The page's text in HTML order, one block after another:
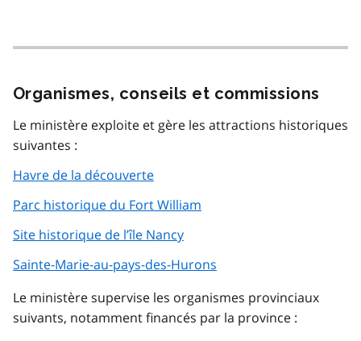
Organismes, conseils et commissions
Le ministère exploite et gère les attractions historiques
suivantes :
Havre de la découverte
Parc historique du Fort William
Site historique de l’île Nancy
Sainte-Marie-au-pays-des-Hurons
Le ministère supervise les organismes provinciaux
suivants, notamment financés par la province :